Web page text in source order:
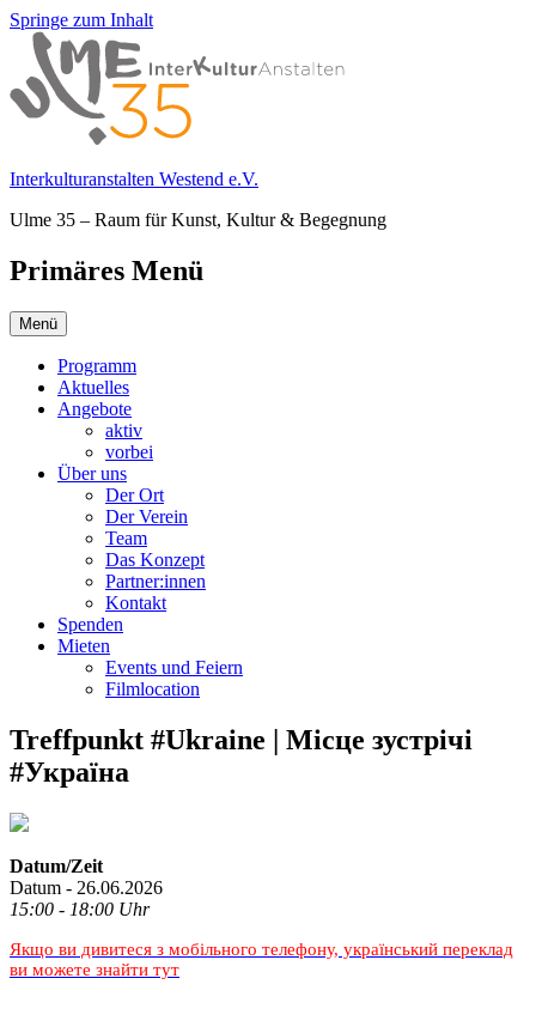
Springe zum Inhalt
Interkulturanstalten Westend e.V.
Ulme 35 – Raum für Kunst, Kultur & Begegnung
Primäres Menü
Menü
Programm
Aktuelles
Angebote
aktiv
vorbei
Über uns
Der Ort
Der Verein
Team
Das Konzept
Partner:innen
Kontakt
Spenden
Mieten
Events und Feiern
Filmlocation
Treffpunkt #Ukraine | Місце зустрічі
#Україна
Datum/Zeit
Datum - 26.06.2026
15:00 - 18:00 Uhr
Якщо ви дивитеся з мобільного телефону, український переклад
ви можете знайти тут